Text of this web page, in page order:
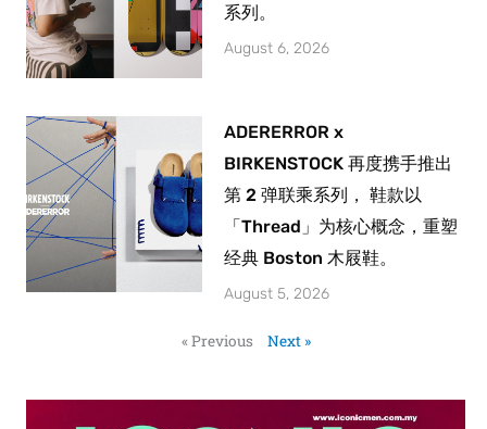
系列。
August 6, 2026
ADERERROR x
BIRKENSTOCK 再度携手推出
第 2 弹联乘系列， 鞋款以
「Thread」为核心概念，重塑
经典 Boston 木屐鞋。
August 5, 2026
« Previous Next »